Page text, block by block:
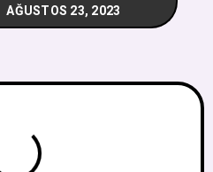
AĞUSTOS 23, 2023